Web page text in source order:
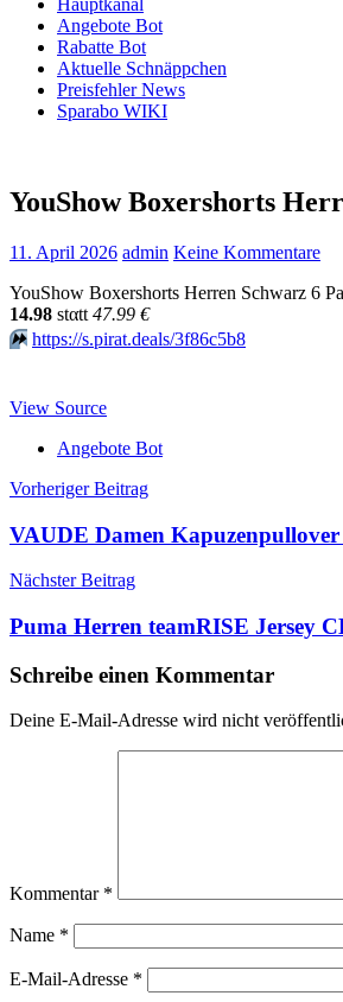
Hauptkanal
Angebote Bot
Rabatte Bot
Aktuelle Schnäppchen
Preisfehler News
Sparabo WIKI
YouShow Boxershorts
11. April 2026 admin Keine Kommentare
YouShow Boxershorts Herren Schwarz 6
14.98 stαtt 47.99 €
⏩️ https://s.pirat.deals/3f86c5b8
View Source
Angebote Bot
Beitragsnavigation
Vorheriger Beitrag
VAUDE Damen
Nächster Beitrag
Puma Herren teamRISE Jersey
Schreibe einen Kommentar
Deine E-Mail-Adresse wird nicht
Kommentar *
Name *
E-Mail-Adresse *